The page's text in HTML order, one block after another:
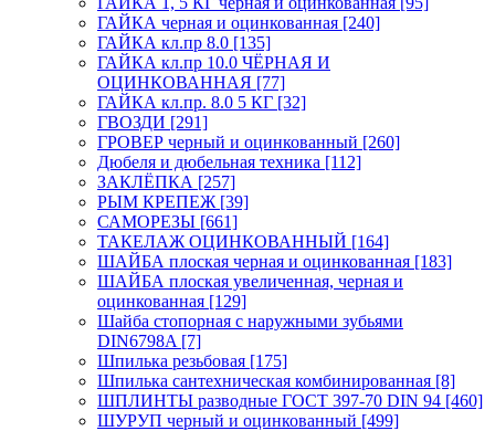
ГАЙКА черная и оцинкованная [240]
ГАЙКА кл.пр 8.0 [135]
ГАЙКА кл.пр 10.0 ЧЁРНАЯ И
ОЦИНКОВАННАЯ [77]
ГАЙКА кл.пр. 8.0 5 КГ [32]
ГВОЗДИ [291]
ГРОВЕР черный и оцинкованный [260]
Дюбеля и дюбельная техника [112]
ЗАКЛЁПКА [257]
РЫМ КРЕПЕЖ [39]
САМОРЕЗЫ [661]
ТАКЕЛАЖ ОЦИНКОВАННЫЙ [164]
ШАЙБА плоская черная и оцинкованная [183]
ШАЙБА плоская увеличенная, черная и
оцинкованная [129]
Шайба стопорная с наружными зубьями
DIN6798A [7]
Шпилька резьбовая [175]
Шпилька сантехническая комбинированная [8]
ШПЛИНТЫ разводные ГОСТ 397-70 DIN 94 [460]
ШУРУП черный и оцинкованный [499]